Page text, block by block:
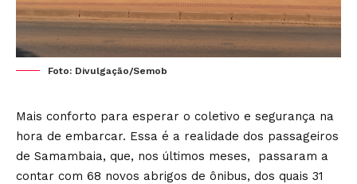
Foto: Divulgação/Semob
Mais conforto para esperar o coletivo e segurança na
hora de embarcar. Essa é a realidade dos passageiros
de Samambaia, que, nos últimos meses, passaram a
contar com 68 novos abrigos de ônibus, dos quais 31